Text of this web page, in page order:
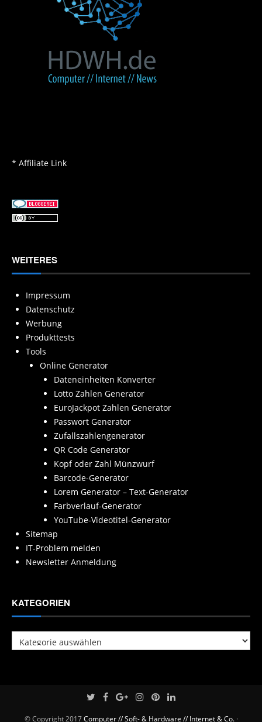
* Affiliate Link
WEITERES
Impressum
Datenschutz
Werbung
Produkttests
Tools
Online Generator
Dateneinheiten Konverter
Lotto Zahlen Generator
EuroJackpot Zahlen Generator
Passwort Generator
Zufallszahlengenerator
QR Code Generator
Kopf oder Zahl Münzwurf
Barcode-Generator
Lorem Generator – Text-Generator
Farbverlauf-Generator
YouTube-Videotitel-Generator
Sitemap
IT-Problem melden
Newsletter Anmeldung
KATEGORIEN
Kategorien
© Copyright 2017Computer // Soft- & Hardware // Internet & Co.·